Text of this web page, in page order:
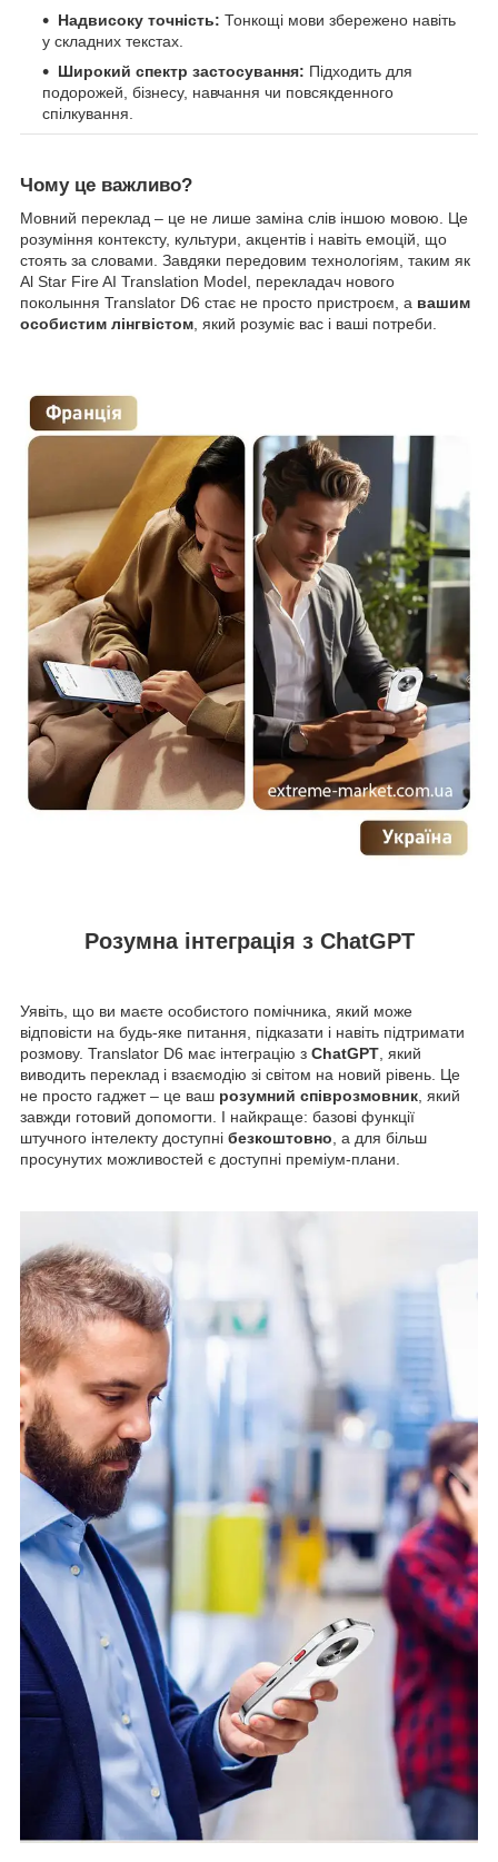
Надвисоку точність: Тонкощі мови збережено навіть
у складних текстах.
Широкий спектр застосування: Підходить для
подорожей, бізнесу, навчання чи повсякденного
спілкування.
Чому це важливо?
Мовний переклад – це не лише заміна слів іншою мовою. Це
розуміння контексту, культури, акцентів і навіть емоцій, що
стоять за словами. Завдяки передовим технологіям, таким як
Al Star Fire AI Translation Model, перекладач нового
поколыння Translator D6 стає не просто пристроєм, а вашим
особистим лінгвістом, який розуміє вас і ваші потреби.
Розумна інтеграція з ChatGPT
Уявіть, що ви маєте особистого помічника, який може
відповісти на будь-яке питання, підказати і навіть підтримати
розмову. Translator D6 має інтеграцію з ChatGPT , який
виводить переклад і взаємодію зі світом на новий рівень. Це
не просто гаджет – це ваш розумний співрозмовник , який
завжди готовий допомогти. І найкраще: базові функції
штучного інтелекту доступні безкоштовно , а для більш
просунутих можливостей є доступні преміум-плани.